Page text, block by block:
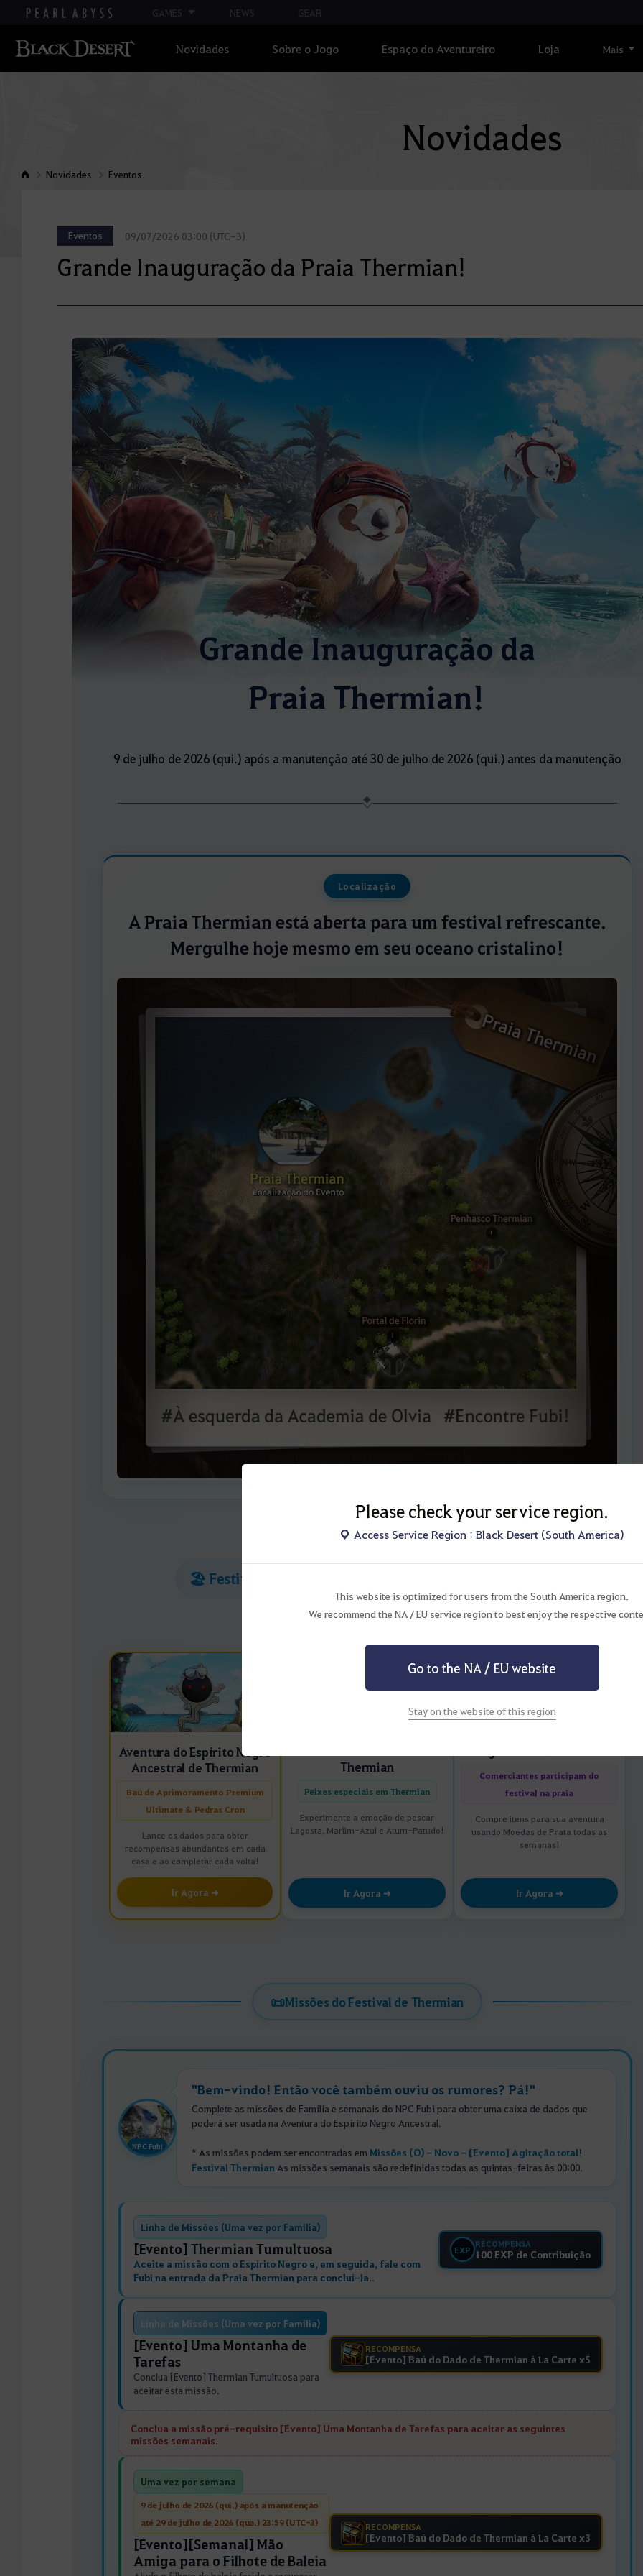
GAMES NEWS GEAR
Please check your service region.
Access Service Region : Black Desert (South America)
This website is optimized for users from the South America region.
We recommend the NA / EU service region to best enjoy the respective
Go to the NA / EU website
Stay on the website of this region
Novidades Sobre o Jogo Espaço do Aventureiro Loja Mais
Novidades
Novidades Eventos
Eventos 09/07/2026 03:00 (UTC-3)
Grande Inauguração da Praia Thermian!
Grande Inauguração da
Praia Thermian!
9 de julho de 2026 (qui.) após a manutenção até 30 de julho de 2026 (qui.) antes da manutenção
Localização
A Praia Thermian está aberta para um festival refrescante.
Mergulhe hoje mesmo em seu oceano cristalino!
🏖️ Festival de Verão da Praia Thermian em um Relance
Aventura do Espírito Negro
Ancestral de Thermian
Baú de Aprimoramento Premium
Ultimate & Pedras Cron
Lance os dados para obter
recompensas abundantes em cada
casa e ao completar cada volta!
Ir Agora ➜
Thermian
Peixes especiais em Thermian
Experimente a emoção de pescar
Lagosta, Marlim-Azul e Atum-Patudo!
Ir Agora ➜
Comerciantes participam do
festival na praia
Compre itens para sua aventura
usando Moedas de Prata todas as
semanas!
Ir Agora ➜
📜Missões do Festival de Thermian
NPC Fubi
"Bem-vindo! Então você também ouviu os rumores? Pá!"
Complete as missões de Família e semanais do NPC Fubi para obter uma caixa de dados que
poderá ser usada na Aventura do Espírito Negro Ancestral.
* As missões podem ser encontradas em Missões (O) - Novo - [Evento] Agitação total!
Festival Thermian As missões semanais são redefinidas todas as quintas-feiras às 00:00.
Linha de Missões (Uma vez por Família)
[Evento] Thermian Tumultuosa
Aceite a missão com o Espírito Negro e, em seguida, fale com
Fubi na entrada da Praia Thermian para concluí-la..
EXP RECOMPENSA
100 EXP de Contribuição
Linha de Missões (Uma vez por Família)
[Evento] Uma Montanha de
Tarefas
Conclua [Evento] Thermian Tumultuosa para
aceitar esta missão.
RECOMPENSA
[Evento] Baú do Dado de Thermian à La Carte x5
Conclua a missão pré-requisito [Evento] Uma Montanha de Tarefas para aceitar as seguintes
missões semanais.
Uma vez por semana
9 de julho de 2026 (qui.) após a manutenção
até 29 de julho de 2026 (qua.) 23:59 (UTC-3)
[Evento][Semanal] Mão
Amiga para o Filhote de Baleia
RECOMPENSA
[Evento] Baú do Dado de Thermian à La Carte x3